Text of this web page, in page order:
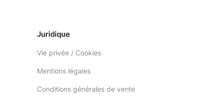
Juridique
Vie privée / Cookies
Mentions légales
Conditions générales de vente